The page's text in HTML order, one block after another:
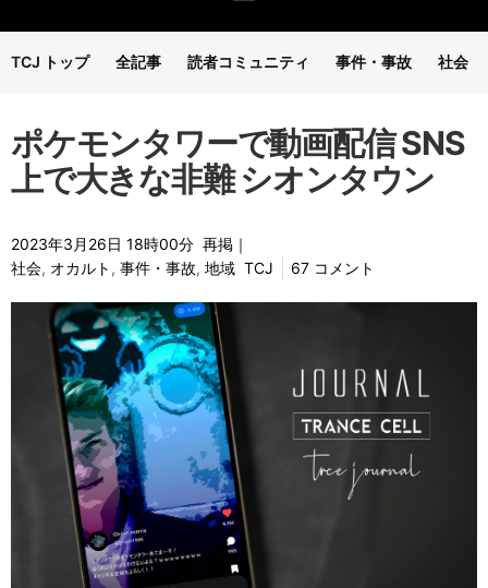
TCJ トップ 全記事 読者コミュニティ 事件・事故 社会
ポケモンタワーで動画配信 SNS
上で大きな非難 シオンタウン
2023年3月26日 18時00分 再掲｜
社会, オカルト , 事件・事故, 地域 TCJ 67 コメント